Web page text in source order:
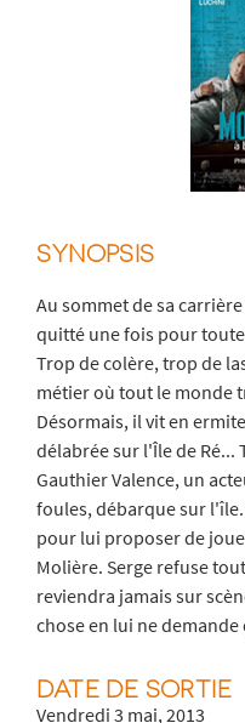
SYNOPSIS
Au sommet de sa
quitté une fois pour
Trop de colère, trop de
métier où tout le monde
Désormais, il vit en
délabrée sur l'Île de Ré...
Gauthier Valence, un
foules, débarque sur
pour lui proposer de
Molière. Serge refuse
reviendra jamais sur
chose en lui ne demande
DATE DE SORTIE
Vendredi 3 mai, 2013